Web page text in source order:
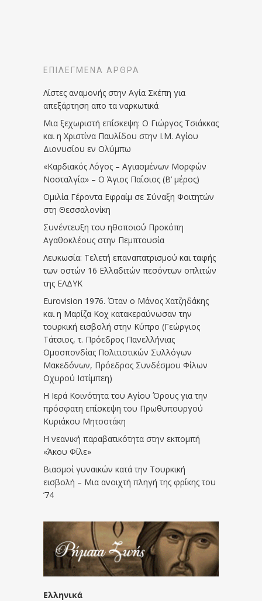
ΕΠΙΛΕΓΜΈΝΑ ΆΡΘΡΑ
Λίστες αναμονής στην Αγία Σκέπη για
απεξάρτηση απο τα ναρκωτικά
Μια ξεχωριστή επίσκεψη: Ο Γιώργος Τσιάκκας
και η Χριστίνα Παυλίδου στην Ι.Μ. Αγίου
Διονυσίου εν Ολύμπω
«Καρδιακός Λόγος – Αγιασμένων Μορφών
Νοσταλγία» – Ο Άγιος Παΐσιος (Β’ μέρος)
Ομιλία Γέροντα Εφραίμ σε Σύναξη Φοιτητών
στη Θεσσαλονίκη
Συνέντευξη του ηθοποιού Προκόπη
Αγαθοκλέους στην Πεμπτουσία
Λευκωσία: Τελετή επαναπατρισμού και ταφής
των οστών 16 Ελλαδιτών πεσόντων οπλιτών
της ΕΛΔΥΚ
Eurovision 1976. Όταν ο Μάνος Χατζηδάκης
και η Μαρίζα Κοχ κατακεραύνωσαν την
τουρκική εισβολή στην Κύπρο (Γεώργιος
Τάτσιος, τ. Πρόεδρος Πανελλήνιας
Ομοσπονδίας Πολιτιστικών Συλλόγων
Μακεδόνων, Πρόεδρος Συνδέσμου Φίλων
Οχυρού Ιστίμπεη)
Η Ιερά Κοινότητα του Αγίου Όρους για την
πρόσφατη επίσκεψη του Πρωθυπουργού
Κυριάκου Μητσοτάκη
Η νεανική παραβατικότητα στην εκπομπή
«Άκου Φίλε»
Βιασμοί γυναικών κατά την Τουρκική
εισβολή – Μια ανοιχτή πληγή της φρίκης του
’74
Ελληνικά